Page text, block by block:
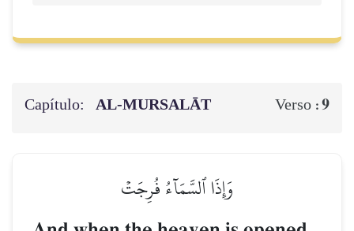
Capítulo: AL‑MURSALĀT Verso :9
وَإِذَا ٱلسَّمَآءُ فُرِجَتۡ